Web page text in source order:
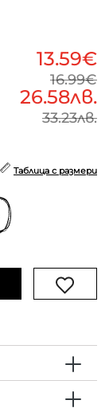
13.59€
16.99€
26.58лв.
33.23лв.
Таблица с размери